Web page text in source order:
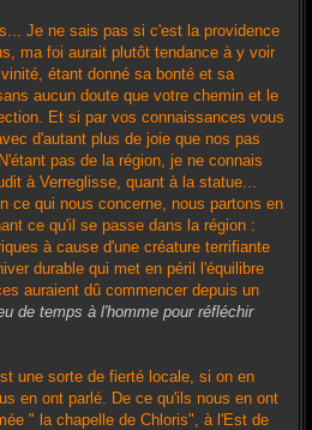
Je ne sais pas si c'est la providence
ma foi aurait plutôt tendance à y voir
étant donné sa bonté et sa
aucun doute que votre chemin et le
Et si par vos connaissances vous
d'autant plus de joie que nos pas
pas de la région, je ne connais
à Verreglisse, quant à la statue...
ce qui nous concerne, nous partons en
ce qu'il se passe dans la région :
à cause d'une créature terrifiante
durable qui met en péril l'équilibre
auraient dû commencer depuis un
de temps à l'homme pour réfléchir
une sorte de fierté locale, si on en
en ont parlé. De ce qu'ils nous en ont
" la chapelle de Chloris", à l'Est de